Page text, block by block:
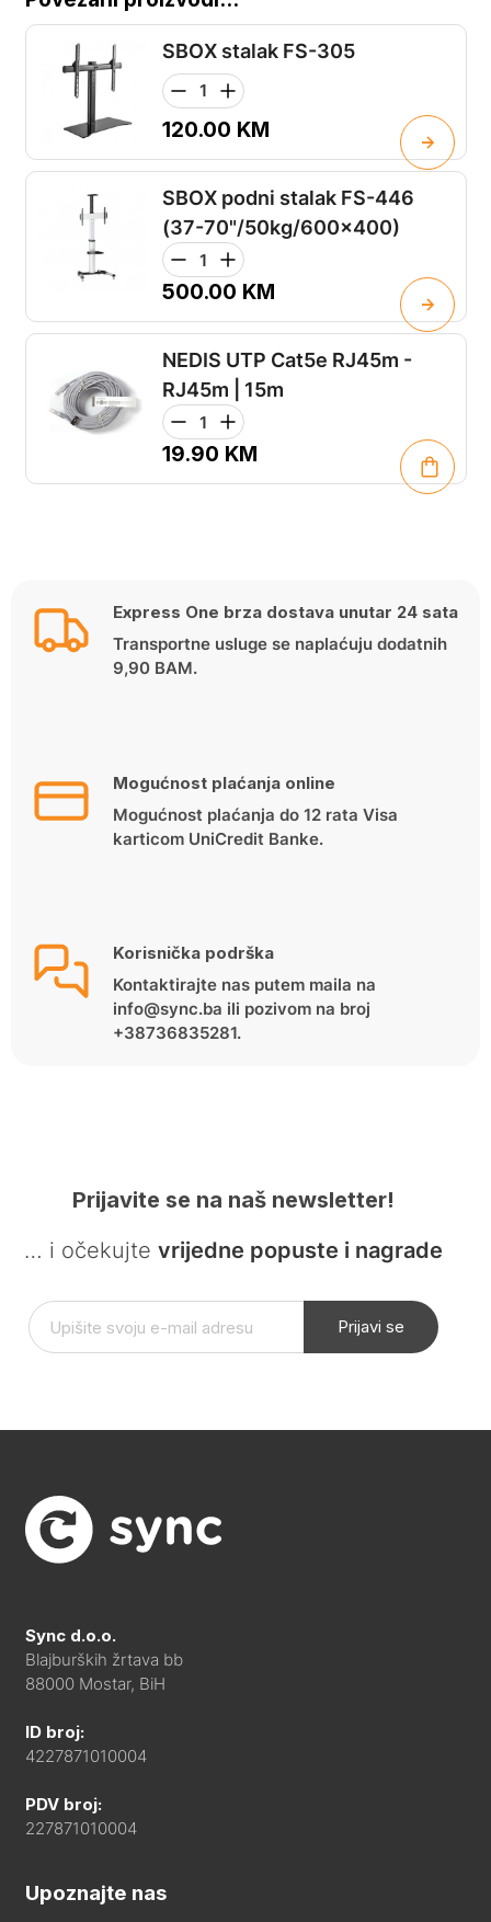
SBOX stalak FS-305
120.00 KM
SBOX podni stalak FS-446
(37-70"/50kg/600x400)
500.00 KM
NEDIS UTP Cat5e RJ45m -
RJ45m | 15m
19.90 KM
Express One brza dostava unutar 24 sata
Transportne usluge se naplaćuju dodatnih
9,90 BAM.
Mogućnost plaćanja online
Mogućnost plaćanja do 12 rata Visa
karticom UniCredit Banke.
Korisnička podrška
Kontaktirajte nas putem maila na
info@sync.ba ili pozivom na broj
+38736835281.
Prijavite se na naš newsletter!
… i očekujte vrijedne popuste i nagrade
Prijavi se
Sync d.o.o.
Blajburških žrtava bb
88000 Mostar, BiH
ID broj:
4227871010004
PDV broj:
227871010004
Upoznajte nas